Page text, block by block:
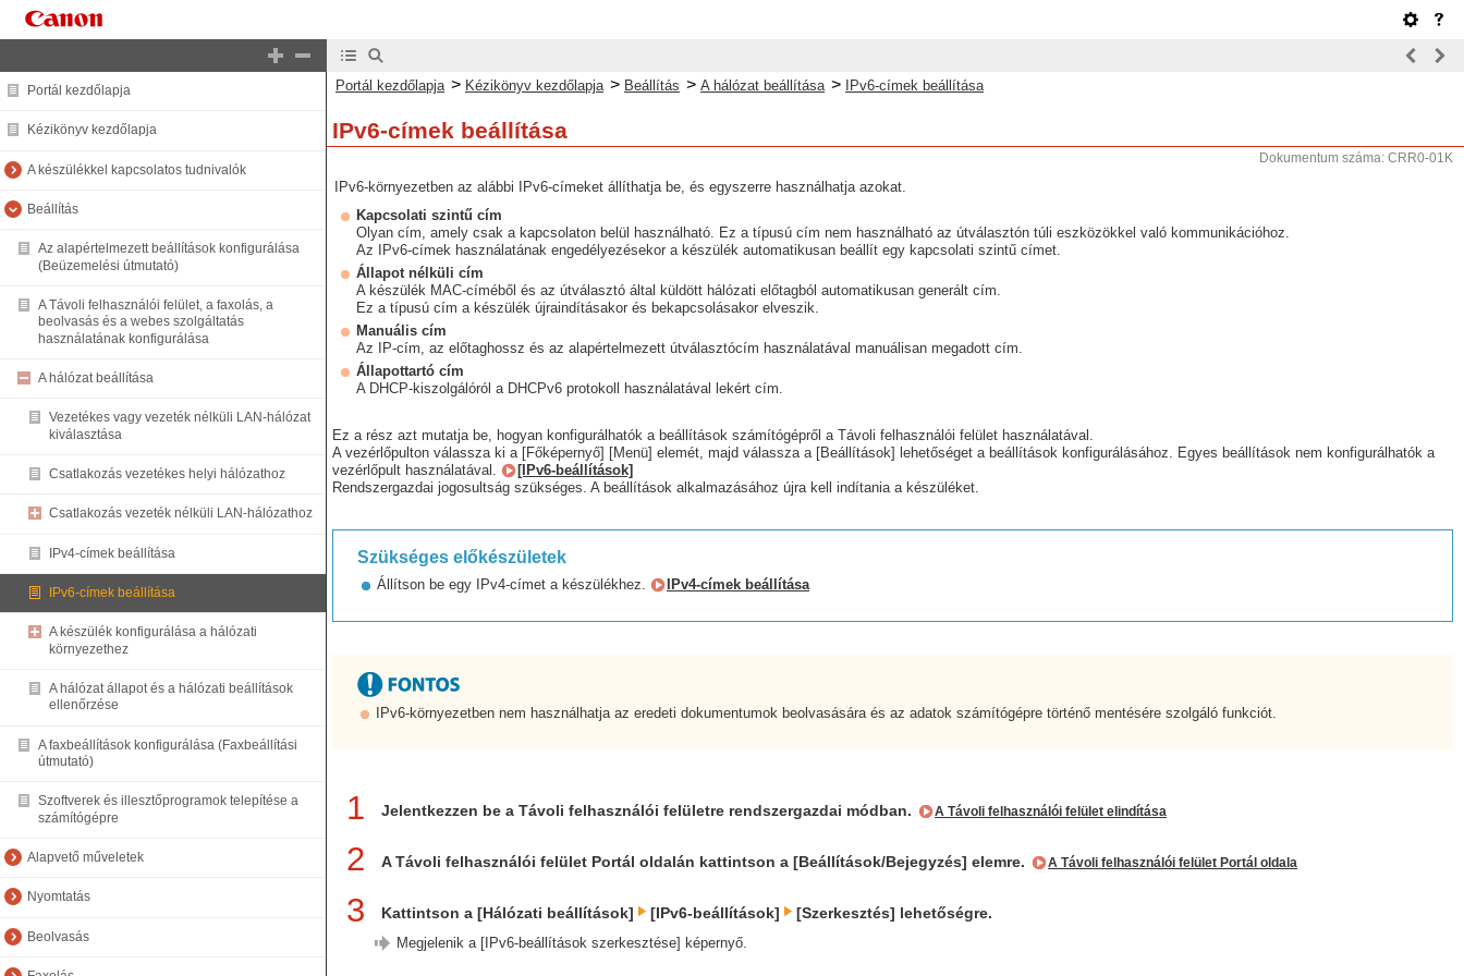
Portál kezdőlapja
Kézikönyv kezdőlapja
A készülékkel kapcsolatos tudnivalók
Beállítás
Az alapértelmezett beállítások konfigurálása
(Beüzemelési útmutató)
A Távoli felhasználói felület, a faxolás, a
beolvasás és a webes szolgáltatás
használatának konfigurálása
A hálózat beállítása
Vezetékes vagy vezeték nélküli LAN-hálózat
kiválasztása
Csatlakozás vezetékes helyi hálózathoz
Csatlakozás vezeték nélküli LAN-hálózathoz
IPv4-címek beállítása
IPv6-címek beállítása
A készülék konfigurálása a hálózati
környezethez
A hálózat állapot és a hálózati beállítások
ellenőrzése
A faxbeállítások konfigurálása (Faxbeállítási
útmutató)
Szoftverek és illesztőprogramok telepítése a
számítógépre
Alapvető műveletek
Nyomtatás
Beolvasás
Portál kezdőlapja > Kézikönyv kezdőlapja > Beállítás > A hálózat beállítása > IPv6-címek beállítása
IPv6-címek beállítása
Dokumentum száma: CRR0-01K
IPv6-környezetben az alábbi IPv6-címeket állíthatja be, és egyszerre használhatja azokat.
Kapcsolati szintű cím
Olyan cím, amely csak a kapcsolaton belül használható. Ez a típusú cím nem használható az útválasztón túli eszközökkel való kommunikációhoz.
Az IPv6-címek használatának engedélyezésekor a készülék automatikusan beállít egy kapcsolati szintű címet.
Állapot nélküli cím
A készülék MAC-címéből és az útválasztó által küldött hálózati előtagból automatikusan generált cím.
Ez a típusú cím a készülék újraindításakor és bekapcsolásakor elveszik.
Manuális cím
Az IP-cím, az előtaghossz és az alapértelmezett útválasztócím használatával manuálisan megadott cím.
Állapottartó cím
A DHCP-kiszolgálóról a DHCPv6 protokoll használatával lekért cím.
Ez a rész azt mutatja be, hogyan konfigurálhatók a beállítások számítógépről a Távoli felhasználói felület használatával.
A vezérlőpulton válassza ki a [Főképernyő] [Menü] elemét, majd válassza a [Beállítások] lehetőséget a beállítások konfigurálásához. Egyes beállítások nem konfigurálhatók a
vezérlőpult használatával.
[IPv6-beállítások]
Rendszergazdai jogosultság szükséges. A beállítások alkalmazásához újra kell indítania a készüléket.
Szükséges előkészületek
Állítson be egy IPv4-címet a készülékhez. IPv4-címek beállítása
IPv6-környezetben nem használhatja az eredeti dokumentumok beolvasására és az adatok számítógépre történő mentésére szolgáló funkciót.
1 Jelentkezzen be a Távoli felhasználói felületre rendszergazdai módban. A Távoli felhasználói felület elindítása
2 A Távoli felhasználói felület Portál oldalán kattintson a [Beállítások/Bejegyzés] elemre. A Távoli felhasználói felület Portál oldala
3 Kattintson a [Hálózati beállítások] [IPv6-beállítások] [Szerkesztés] lehetőségre.
Megjelenik a [IPv6-beállítások szerkesztése] képernyő.